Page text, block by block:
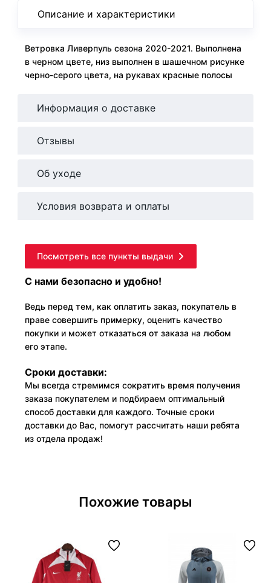
Описание и характеристики
Ветровка Ливерпуль сезона 2020-2021. Выполнена
в черном цвете, низ выполнен в шашечном рисунке
черно-серого цвета, на рукавах красные полосы
Информация о доставке
Отзывы
Об уходе
Условия возврата и оплаты
Посмотреть все пункты выдачи
С нами безопасно и удобно!
Ведь перед тем, как оплатить заказ, покупатель в
праве совершить примерку, оценить качество
покупки и может отказаться от заказа на любом
его этапе.
Сроки доставки:
Мы всегда стремимся сократить время получения
заказа покупателем и подбираем оптимальный
способ доставки для каждого. Точные сроки
доставки до Вас, помогут рассчитать наши ребята
из отдела продаж!
Похожие товары